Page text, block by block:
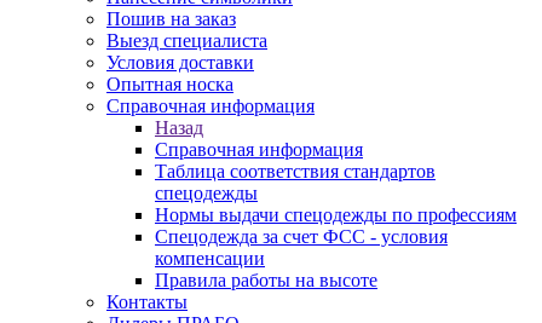
Пошив на заказ
Выезд специалиста
Условия доставки
Опытная носка
Справочная информация
Назад
Справочная информация
Таблица соответствия стандартов
спецодежды
Нормы выдачи спецодежды по профессиям
Спецодежда за счет ФСС - условия
компенсации
Правила работы на высоте
Контакты